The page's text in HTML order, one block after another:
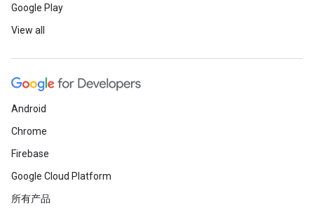
Google Play
View all
Android
Chrome
Firebase
Google Cloud Platform
所有产品